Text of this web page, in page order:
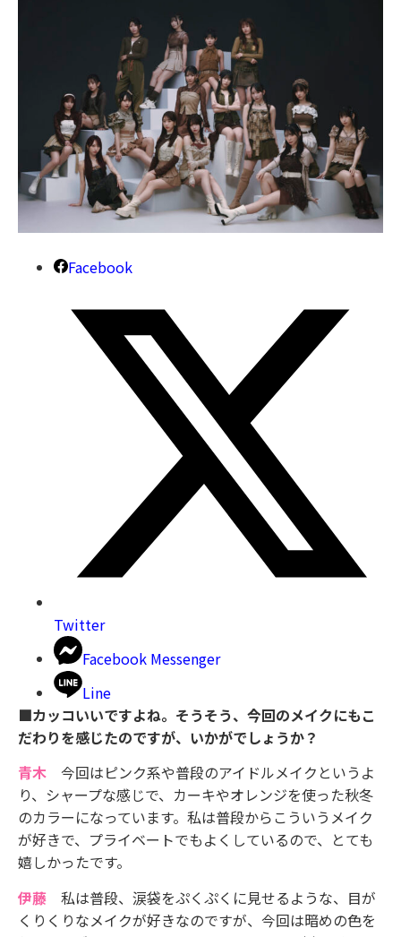
Facebook
Twitter
Facebook Messenger
Line
■カッコいいですよね。そうそう、今回のメイクにもこ
だわりを感じたのですが、いかがでしょうか？
青木 今回はピンク系や普段のアイドルメイクというよ
り、シャープな感じで、カーキやオレンジを使った秋冬
のカラーになっています。私は普段からこういうメイク
が好きで、プライベートでもよくしているので、とても
嬉しかったです。
伊藤 私は普段、涙袋をぷくぷくに見せるような、目が
くりくりなメイクが好きなのですが、今回は暗めの色を